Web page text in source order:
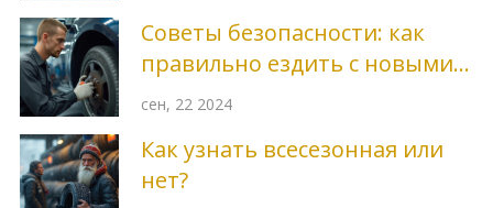
Советы безопасности: как
правильно ездить с новыми
тормозными колодками
сен, 22 2024
Как узнать всесезонная или
нет?